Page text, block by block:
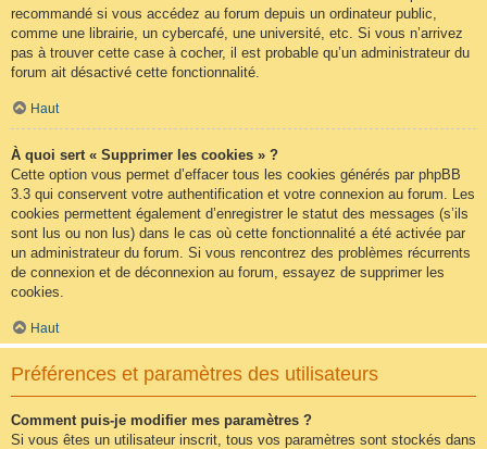
recommandé si vous accédez au forum depuis un ordinateur public,
comme une librairie, un cybercafé, une université, etc. Si vous n’arrivez
pas à trouver cette case à cocher, il est probable qu’un administrateur du
forum ait désactivé cette fonctionnalité.
Haut
À quoi sert « Supprimer les cookies » ?
Cette option vous permet d’effacer tous les cookies générés par phpBB
3.3 qui conservent votre authentification et votre connexion au forum. Les
cookies permettent également d’enregistrer le statut des messages (s’ils
sont lus ou non lus) dans le cas où cette fonctionnalité a été activée par
un administrateur du forum. Si vous rencontrez des problèmes récurrents
de connexion et de déconnexion au forum, essayez de supprimer les
cookies.
Haut
Préférences et paramètres des utilisateurs
Comment puis-je modifier mes paramètres ?
Si vous êtes un utilisateur inscrit, tous vos paramètres sont stockés dans